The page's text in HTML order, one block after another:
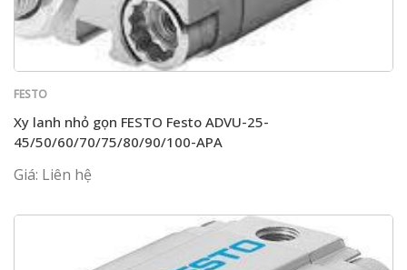
FESTO
Xy lanh nhỏ gọn FESTO Festo ADVU-25-
45/50/60/70/75/80/90/100-APA
Giá: Liên hệ